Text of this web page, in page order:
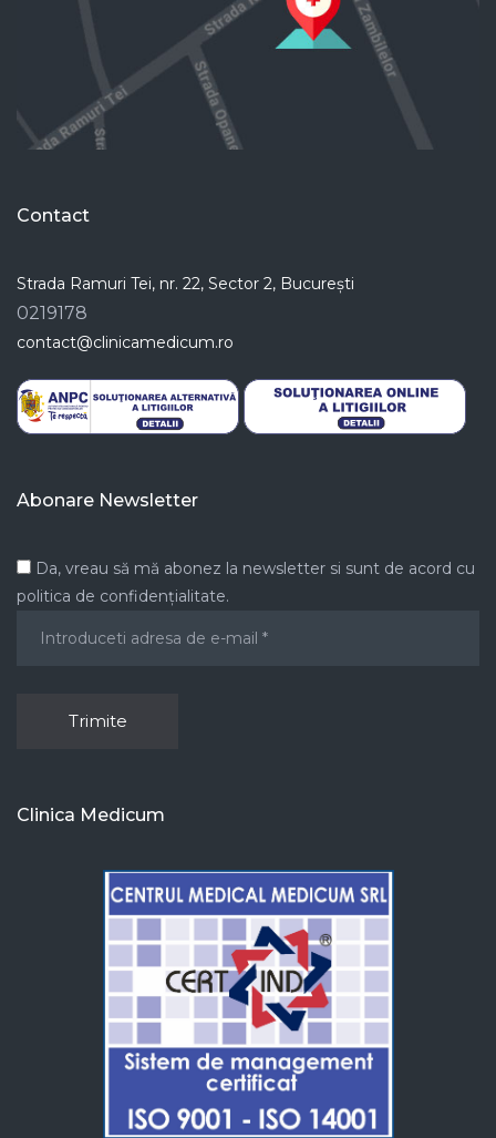
Contact
Strada Ramuri Tei, nr. 22, Sector 2, București
0219178
contact@clinicamedicum.ro
Abonare Newsletter
Da, vreau să mă abonez la newsletter si sunt de acord cu
politica de confidențialitate.
Clinica Medicum